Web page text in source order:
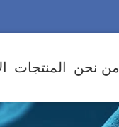
من نحن المنتجات